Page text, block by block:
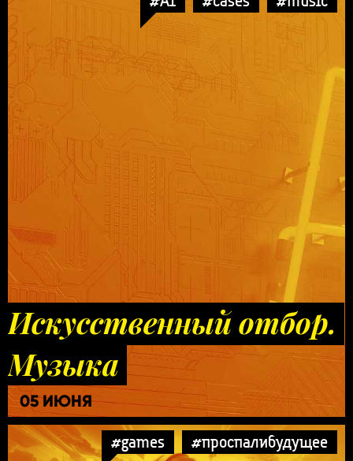
Искусственный отбор.
Музыка
05 ИЮНЯ
#games
#проспалибудущее